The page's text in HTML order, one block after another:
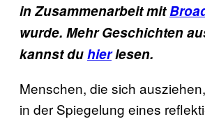
in Zusammenarbeit mit
wurde. Mehr Geschichten
kannst duhierlesen.
Menschen, die sich
in der Spiegelung eines